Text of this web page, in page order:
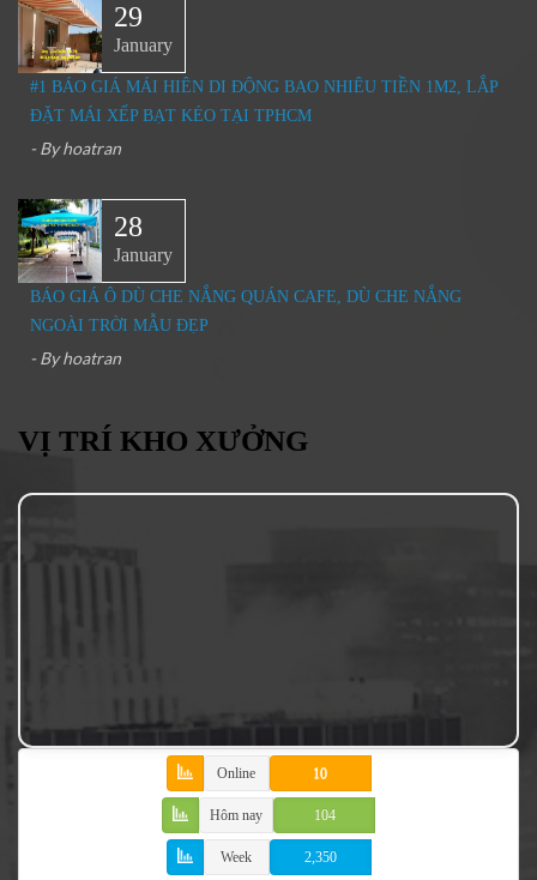
29
January
#1 BÁO GIÁ MÁI HIÊN DI ĐỘNG BAO NHIÊU TIỀN 1M2, LẮP
ĐẶT MÁI XẾP BẠT KÉO TẠI TPHCM
- Byhoatran
28
January
BÁO GIÁ Ô DÙ CHE NẮNG QUÁN CAFE, DÙ CHE NẮNG
NGOÀI TRỜI MẪU ĐẸP
- Byhoatran
VỊ TRÍ KHO XƯỞNG
Online 10
Hôm nay 104
Week 2,350